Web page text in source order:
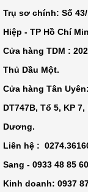
Trụ sơ chính: Số
Hiệp - TP Hồ Chí
Cửa hàng TDM :
Thủ Dầu Một.
Cửa hàng Tân Uyên:
DT747B, Tổ 5, KP
Dương.
Liên hệ :
Sang - 0933 48 85
Kinh doanh: 0937